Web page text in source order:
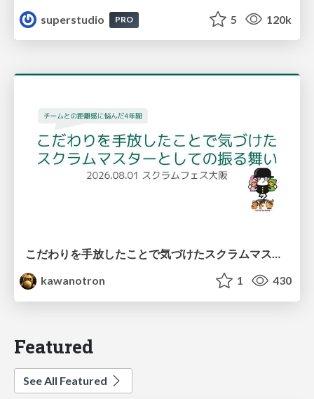
superstudio
PRO 5 120k
こだわりを手放したことで気づけたスクラムマスターとしての振る舞い
kawanotron
1 430
Featured
See All Featured